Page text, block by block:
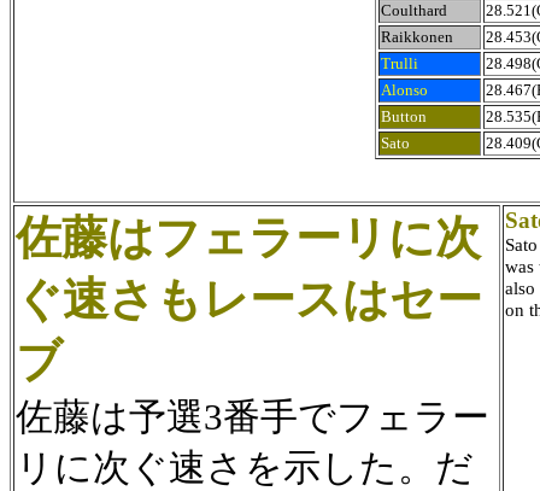
Coulthard
Raikkonen
Trulli
Alonso
Button
Sato
佐藤はフェラーリに次
ぐ速さもレースはセー
ブ
佐藤は予選3番手でフェラー
リに次ぐ速さを示した。だ
was
also
on